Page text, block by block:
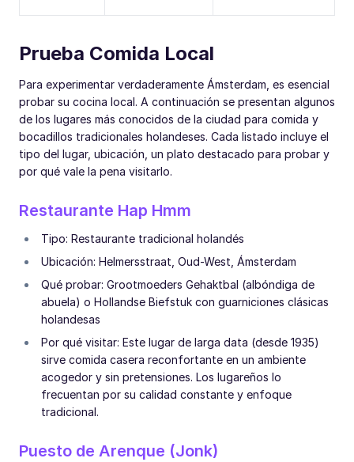
Prueba Comida Local
Para experimentar verdaderamente Ámsterdam, es esencial
probar su cocina local. A continuación se presentan algunos
de los lugares más conocidos de la ciudad para comida y
bocadillos tradicionales holandeses. Cada listado incluye el
tipo del lugar, ubicación, un plato destacado para probar y
por qué vale la pena visitarlo.
Restaurante Hap Hmm
Tipo: Restaurante tradicional holandés
Ubicación: Helmersstraat, Oud-West, Ámsterdam
Qué probar: Grootmoeders Gehaktbal (albóndiga de
abuela) o Hollandse Biefstuk con guarniciones clásicas
holandesas
Por qué visitar: Este lugar de larga data (desde 1935)
sirve comida casera reconfortante en un ambiente
acogedor y sin pretensiones. Los lugareños lo
frecuentan por su calidad constante y enfoque
tradicional.
Puesto de Arenque (Jonk)